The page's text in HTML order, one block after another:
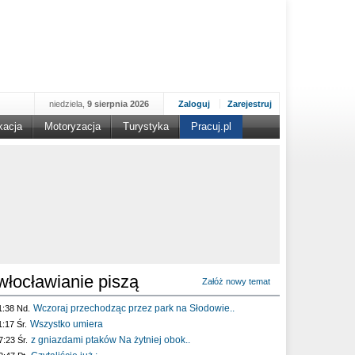
Zaloguj Zarejestruj
niedziela, 9 sierpnia 2026
Motoryzacja Turystyka Pracuj.pl
piszą Załóż nowy temat
Nd. Wczoraj przechodząc przez park na Słodowie..
Śr. Wszystko umiera
Śr. z gniazdami ptaków Na żytniej obok..